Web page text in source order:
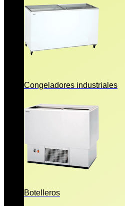
Congeladores industriales
Botelleros